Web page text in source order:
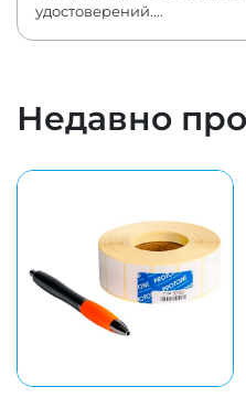
удостоверений....
Недавно